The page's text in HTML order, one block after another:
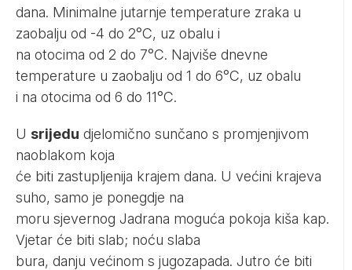
dana. Minimalne jutarnje temperature zraka u
zaobalju od -4 do 2°C, uz obalu i
na otocima od 2 do 7°C. Najviše dnevne
temperature u zaobalju od 1 do 6°C, uz obalu
i na otocima od 6 do 11°C.
U srijedu djelomično sunčano s promjenjivom
naoblakom koja
će biti zastupljenija krajem dana. U većini krajeva
suho, samo je ponegdje na
moru sjevernog Jadrana moguća pokoja kiša kap.
Vjetar će biti slab; noću slaba
bura, danju većinom s jugozapada. Jutro će biti